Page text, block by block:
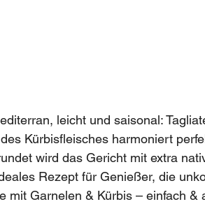
leicht und saisonal:
Kürbisfleisches harmoniert
wird das Gericht mit extra
Rezept für Genießer, die
mit Garnelen & Kürbis – einfach &